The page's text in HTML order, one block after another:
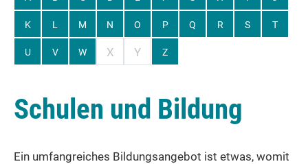
K L M N O P Q R S T
U V W X Y Z
Schulen und Bildung
Ein umfangreiches Bildungsangebot ist etwas, womit